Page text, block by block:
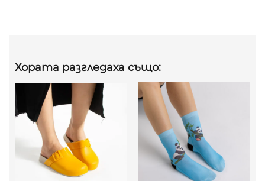
Хората разгледаха също: